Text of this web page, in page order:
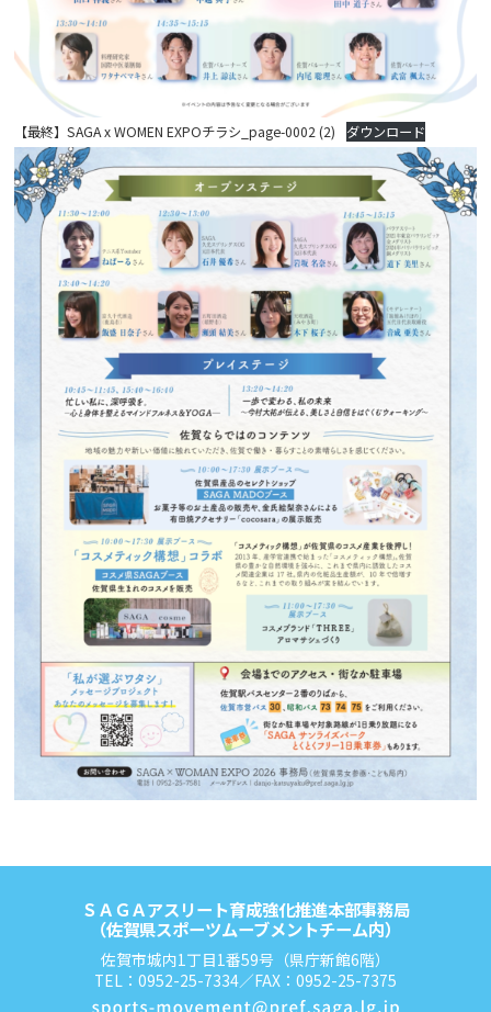
【最終】SAGA x WOMEN EXPOチラシ_page-0002 (2) ダウンロード
ＳＡＧＡアスリート育成強化推進本部事務局
（佐賀県スポーツムーブメントチーム内）
佐賀市城内1丁目1番59号（県庁新館6階）
TEL：0952-25-7334／FAX：0952-25-7375